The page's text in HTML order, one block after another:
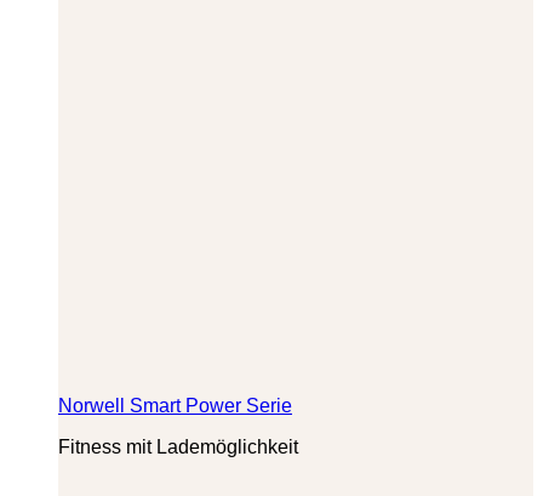
Norwell Smart Power Serie
Fitness mit Lademöglichkeit